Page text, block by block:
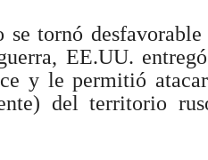
tornó
EE.UU.
y le permitió
del territorio